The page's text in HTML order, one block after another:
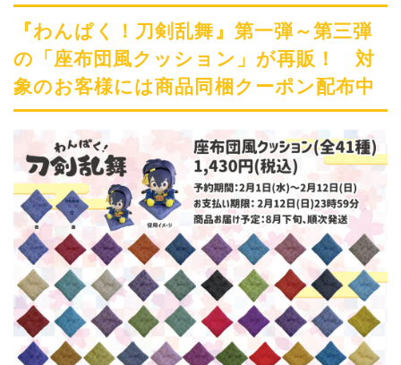
『わんぱく！刀剣乱舞』第一弾～第三弾
の「座布団風クッション」が再販！ 対
象のお客様には商品同梱クーポン配布中